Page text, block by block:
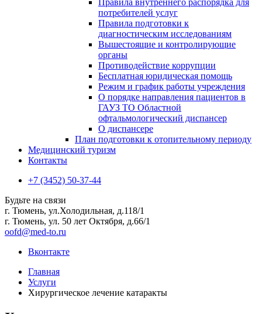
Правила внутреннего распорядка для
потребителей услуг
Правила подготовки к
диагностическим исследованиям
Вышестоящие и контролирующие
органы
Противодействие коррупции
Бесплатная юридическая помощь
Режим и график работы учреждения
О порядке направления пациентов в
ГАУЗ ТО Областной
офтальмологический диспансер
О диспансере
План подготовки к отопительному периоду
Медицинский туризм
Контакты
+7 (3452) 50-37-44
Будьте на связи
г. Тюмень, ул.Холодильная, д.118/1
г. Тюмень, ул. 50 лет Октября, д.66/1
oofd@med-to.ru
Вконтакте
Главная
Услуги
Хирургическое лечение катаракты